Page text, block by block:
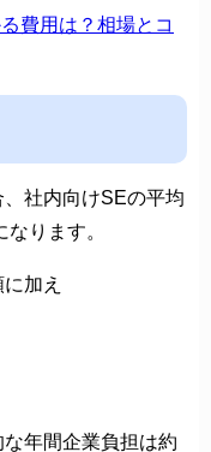
費用は？相場とコ
社内向けSEの平均
ります。
加え
年間企業負担は約